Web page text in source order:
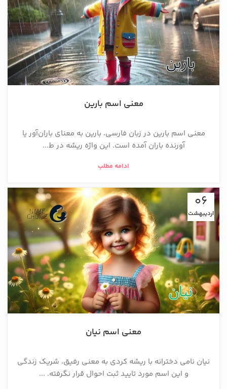
معنی اسم بارین
معنی اسم بارین در زبان فارسی، بارین به معنای باران‌آور یا
آورنده باران آمده است. این واژه ریشه در ط...
ادامه مطلب
06
اردیبهشت
معنی اسم نیان
نیان نامی دخترانه با ریشه کردی به معنی رفیق، شریک زندگی
و این اسم مورد تایید ثبت احوال قرار نگرفته. ...